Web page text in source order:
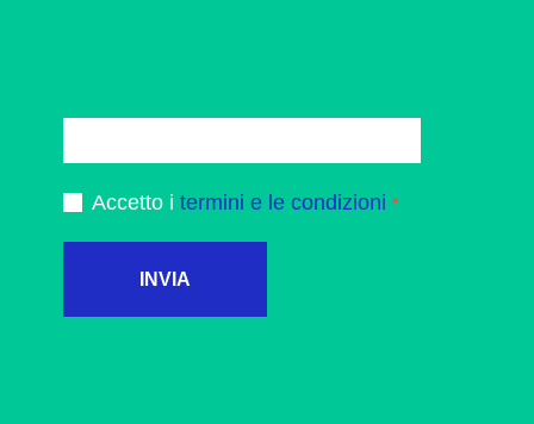
Accetto i termini e le condizioni
INVIA